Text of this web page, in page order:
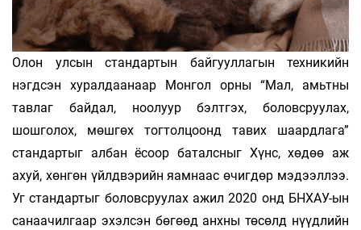
Олон улсын стандартын байгууллагын техникийн
нэгдсэн хуралдаанаар Монгол орны “Мал, амьтны
тавлаг байдал, ноолуур бэлтгэх, боловсруулах,
шошголох, мөшгөх тогтолцоонд тавих шаардлага”
стандартыг албан ёсоор баталсныг Хүнс, хөдөө аж
ахуй, хөнгөн үйлдвэрийн яамнаас өчигдөр мэдээллээ.
Уг стандартыг боловсруулах ажил 2020 онд БНХАУ-ын
санаачилгаар эхэлсэн бөгөөд анхны төсөлд нүүдлийн